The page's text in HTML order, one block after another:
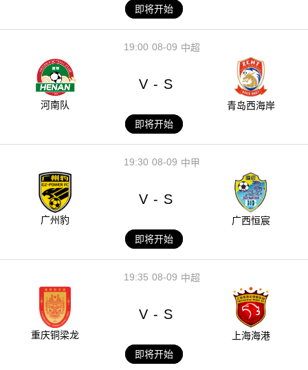
即将开始
08-09
19:00 中超
河南队
V - S
青岛西海岸
即将开始
08-09
19:30 中甲
广州豹
V - S
广西恒宸
即将开始
08-09
19:35 中超
重庆铜梁龙
V - S
上海海港
即将开始